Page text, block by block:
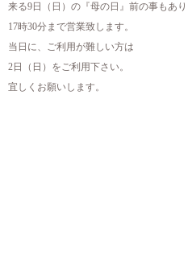
来る9日（日）の『母の日』前の事もあり
17時30分まで営業致します。
当日に、ご利用が難しい方は
2日（日）をご利用下さい。
宜しくお願いします。